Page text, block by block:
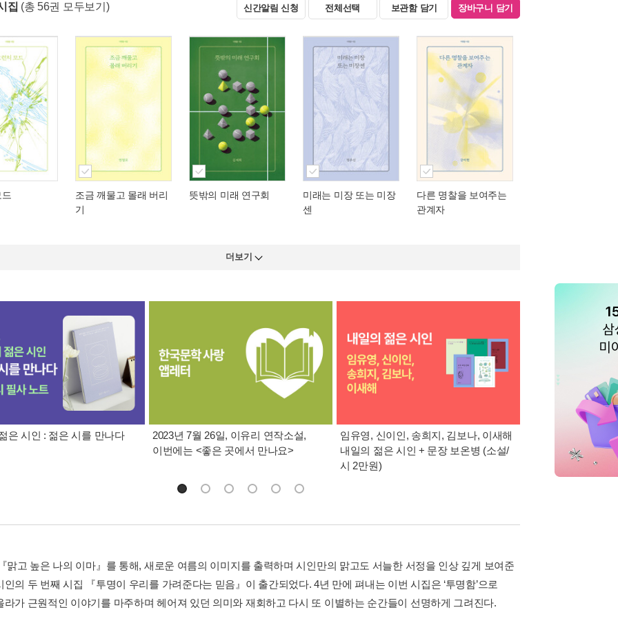
집 (총 56권 모두보기) 신간알림 신청 전체선택 보관함 담기 장바구니 담기
조금 깨물고 몰래 버리
기
뜻밖의 미래 연구회
미래는 미장 또는 미장
센
다른 명찰을 보여주는
관계자
더보기
은 시인 : 젊은 시를 만나다
2023년 7월 26일, 이유리 연작소설,
이번에는 <좋은 곳에서 만나요>
임유영, 신이인, 송희지, 김보나, 이새해
내일의 젊은 시인 + 문장 보온병 (소설/
시 2만원)
시인 편집자 94명이
맑고 높은 나의 이마』를 통해, 새로운 여름의 이미지를 출력하며 시인만의 맑고도 서늘한 서정을 인상 깊게 보여준
인의 두 번째 시집 『투명이 우리를 가려준다는 믿음』이 출간되었다. 4년 만에 펴내는 이번 시집은 ‘투명함’으로
라가 근원적인 이야기를 마주하며 헤어져 있던 의미와 재회하고 다시 또 이별하는 순간들이 선명하게 그려진다.